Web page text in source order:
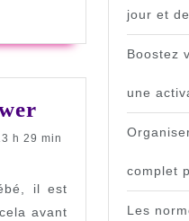
Préparer
une
shower
h 29 min
il est
avant
jour et
Boostez
une
complet
Les